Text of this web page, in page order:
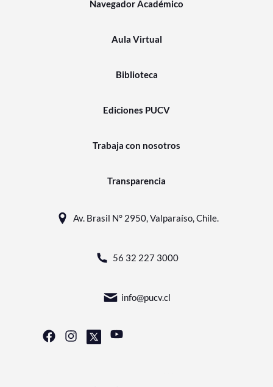
Navegador Académico
Aula Virtual
Biblioteca
Ediciones PUCV
Trabaja con nosotros
Transparencia
Av. Brasil N° 2950, Valparaíso, Chile.
56 32 227 3000
info@pucv.cl